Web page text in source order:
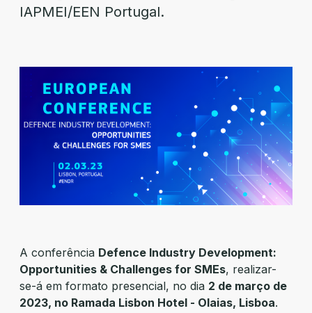
IAPMEI/EEN Portugal.
A conferência Defence Industry Development:
Opportunities & Challenges for SMEs, realizar-
se-á em formato presencial, no dia 2 de março de
2023, no Ramada Lisbon Hotel - Olaias, Lisboa.